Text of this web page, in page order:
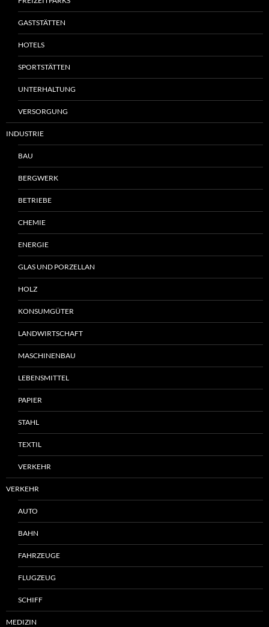
GASTSTÄTTEN
HOTELS
SPORTSTÄTTEN
UNTERHALTUNG
VERSORGUNG
INDUSTRIE
BAU
BERGWERK
BETRIEBE
CHEMIE
ENERGIE
GLAS UND PORZELLAN
HOLZ
KONSUMGÜTER
LANDWIRTSCHAFT
MASCHINENBAU
LEBENSMITTEL
PAPIER
STAHL
TEXTIL
VERKEHR
VERKEHR
AUTO
BAHN
FAHRZEUGE
FLUGZEUG
SCHIFF
MEDIZIN